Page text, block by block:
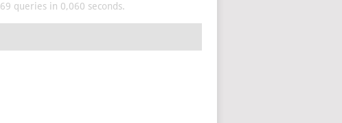
69 queries in 0,060 seconds.